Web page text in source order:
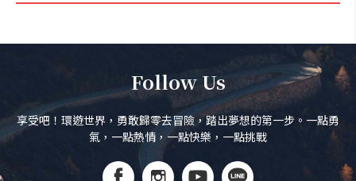
Follow Us
享受吧！環遊世界，勇敢歸零去冒險，踏出夢想的第一步。一點勇
氣，一點熱情，一點快樂，一點挑戰